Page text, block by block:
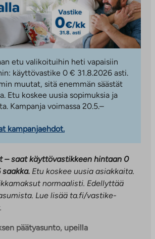
etu valikoituihin heti vapaisiin
käyttövastike 0 € 31.8.2026 asti.
muutat, sitä enemmän säästät
Etu koskee uusia sopimuksia ja
Kampanja voimassa 20.5.–
kampanjaehdot.
– saat käyttövastikkeen hintaan 0
saakka. Etu koskee uusia asiakkaita.
normaalisti. Edellyttää
Lue lisää ta.fi/vastike-
päätyasunto, upeilla